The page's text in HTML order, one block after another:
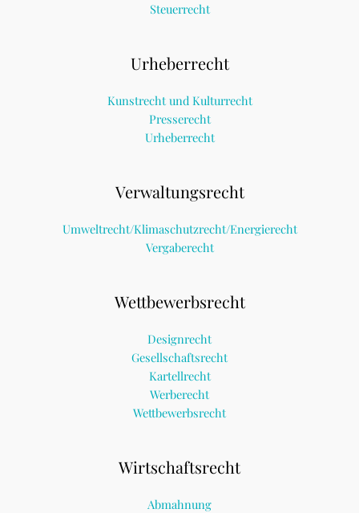
Steuerrecht
Urheberrecht
Kunstrecht und Kulturrecht
Presserecht
Urheberrecht
Verwaltungsrecht
Umweltrecht/Klimaschutzrecht/Energierecht
Vergaberecht
Wettbewerbsrecht
Designrecht
Gesellschaftsrecht
Kartellrecht
Werberecht
Wettbewerbsrecht
Wirtschaftsrecht
Abmahnung